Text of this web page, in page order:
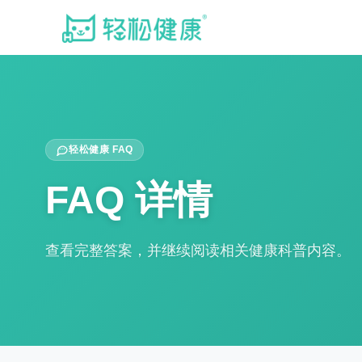
轻松健康 FAQ
FAQ 详情
查看完整答案，并继续阅读相关健康科普内容。